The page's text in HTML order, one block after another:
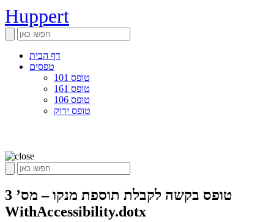
Huppert
דף הבית
טפסים
טופס 101
טופס 161
טופס 106
טופס ירוק
טופס בקשה לקבלת תוספת מנקו – מס’ 3
WithAccessibility.dotx